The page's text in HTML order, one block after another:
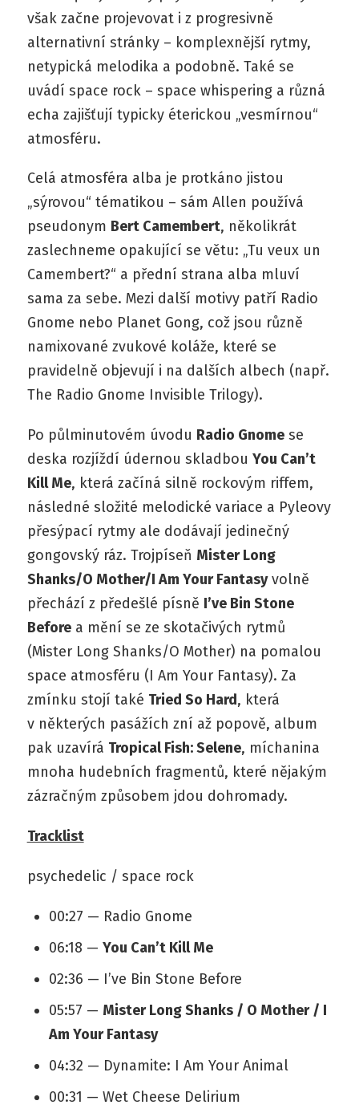
však začne projevovat i z progresivně
alternativní stránky – komplexnější rytmy,
netypická melodika a podobně. Také se
uvádí space rock – space whispering a různá
echa zajišťují typicky éterickou „vesmírnou“
atmosféru.
Celá atmosféra alba je protkáno jistou
„sýrovou“ tématikou – sám Allen používá
pseudonym Bert Camembert, několikrát
zaslechneme opakující se větu: „Tu veux un
Camembert?“ a přední strana alba mluví
sama za sebe. Mezi další motivy patří Radio
Gnome nebo Planet Gong, což jsou různě
namixované zvukové koláže, které se
pravidelně objevují i na dalších albech (např.
The Radio Gnome Invisible Trilogy).
Po půlminutovém úvodu Radio Gnomese
deska rozjíždí údernou skladbou You Can’t
Kill Me, která začíná silně rockovým riffem,
následné složité melodické variace a Pyleovy
přesýpací rytmy ale dodávají jedinečný
gongovský ráz. Trojpíseň Mister Long
Shanks/O Mother/I Am Your Fantasyvolně
přechází z předešlé písně I’ve Bin Stone
Beforea mění se ze skotačivých rytmů
(Mister Long Shanks/O Mother) na pomalou
space atmosféru (I Am Your Fantasy). Za
zmínku stojí také Tried So Hard, která
v některých pasážích zní až popově, album
pak uzavírá Tropical Fish: Selene, míchanina
mnoha hudebních fragmentů, které nějakým
zázračným způsobem jdou dohromady.
Tracklist
psychedelic / space rock
00:27 — Radio Gnome
06:18 — You Can’t Kill Me
02:36 — I’ve Bin Stone Before
05:57 — Mister Long Shanks / O Mother / I
Am Your Fantasy
04:32 — Dynamite: I Am Your Animal
00:31 — Wet Cheese Delirium